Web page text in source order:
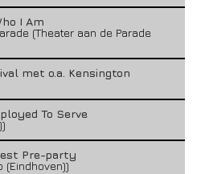
I Am
(Theater aan de Parade
met o.a. Kensington
To Serve
Pre-party
(Eindhoven))